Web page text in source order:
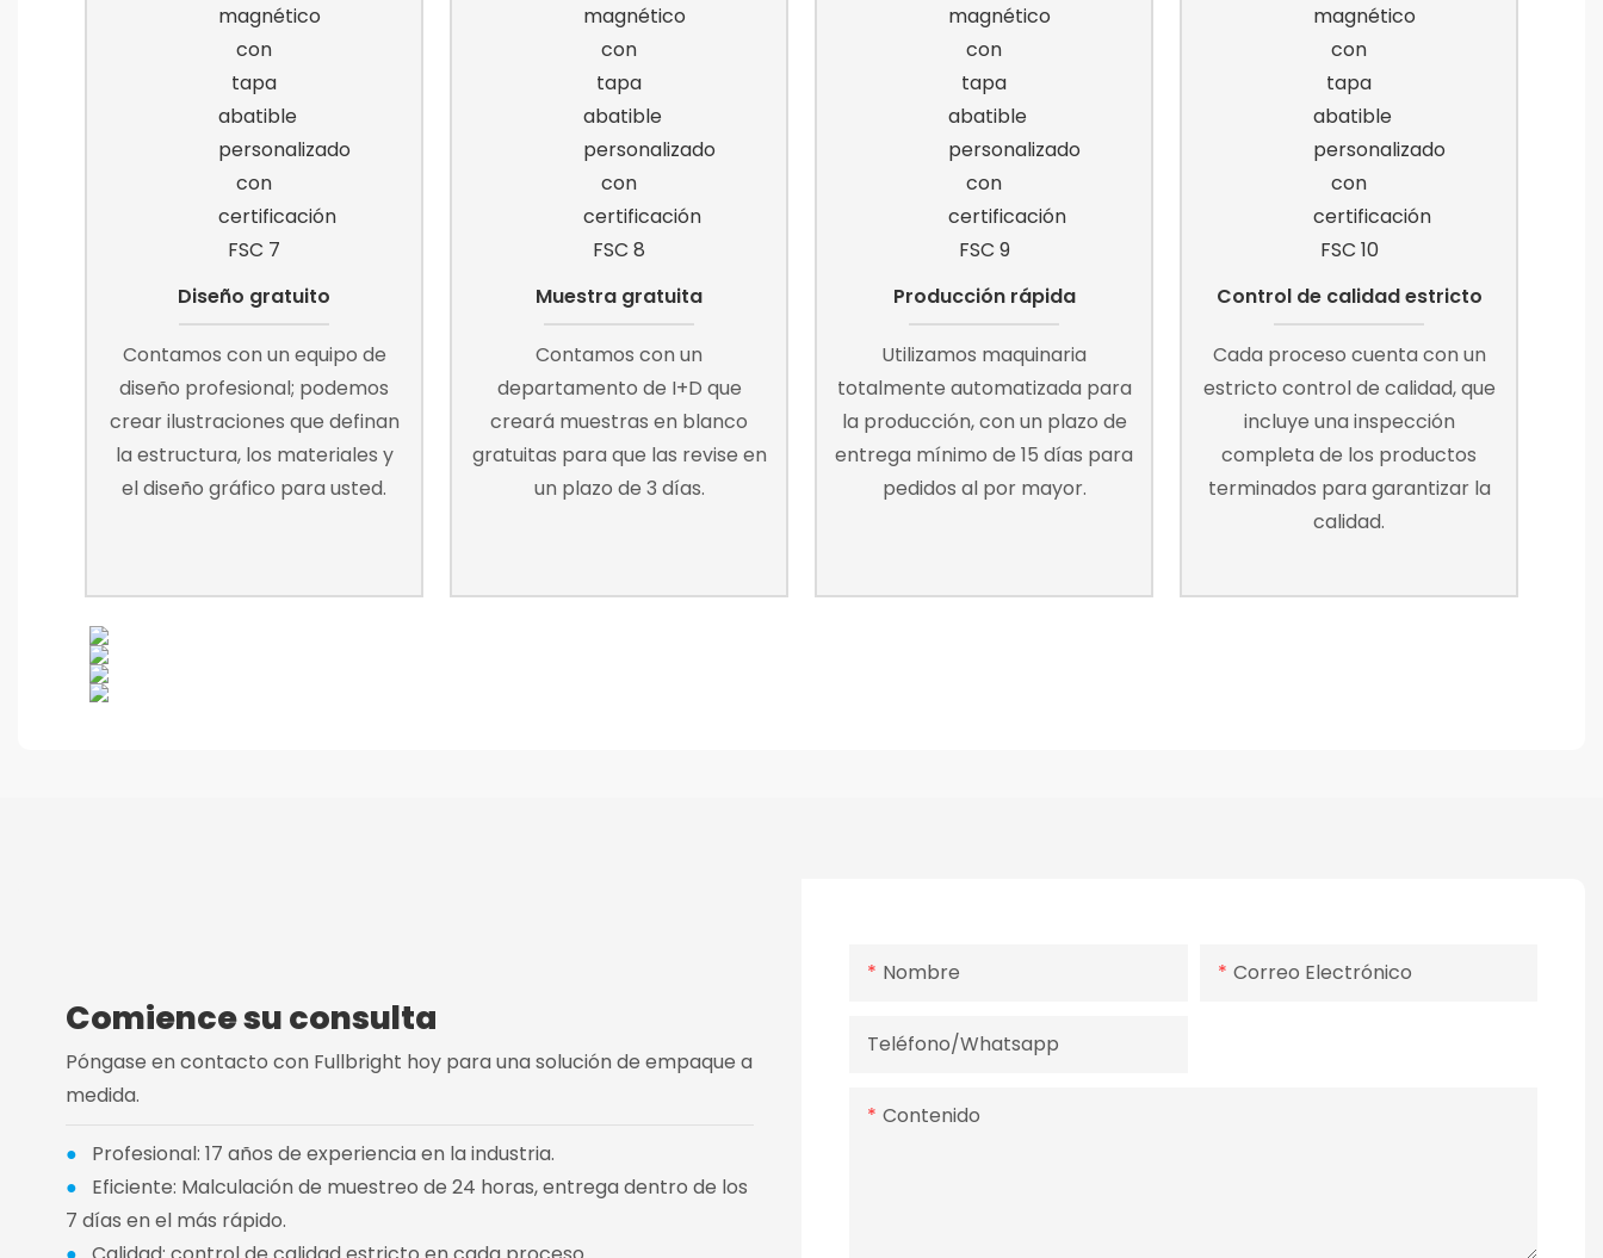
Diseño gratuito
Contamos con un equipo de
diseño profesional; podemos
crear ilustraciones que definan
la estructura, los materiales y
el diseño gráfico para usted.
Muestra gratuita
Contamos con un
departamento de I+D que
creará muestras en blanco
gratuitas para que las revise en
un plazo de 3 días.
Producción rápida
Utilizamos maquinaria
totalmente automatizada para
la producción, con un plazo de
entrega mínimo de 15 días para
pedidos al por mayor.
Control de calidad estricto
Cada proceso cuenta con un
estricto control de calidad, que
incluye una inspección
completa de los productos
terminados para garantizar la
calidad.
Comience su consulta
Póngase en contacto con Fullbright hoy para una solución de empaque a
medida.
●
Profesional: 17 años de experiencia en la industria.
●
Eficiente: Malculación de muestreo de 24 horas, entrega dentro de los
7 días en el más rápido.
Nombre Correo Electrónico
Teléfono/whatsapp
Contenido